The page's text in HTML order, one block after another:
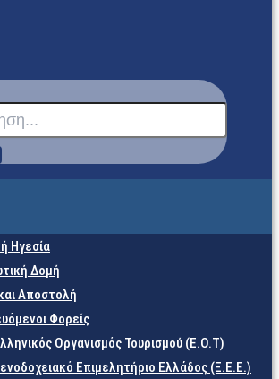
Ηγεσία
Δομή
Αποστολή
Φορείς
Οργανισμός Τουρισμού (Ε.Ο.Τ)
Επιμελητήριο Ελλάδος (Ξ.Ε.Ε.)